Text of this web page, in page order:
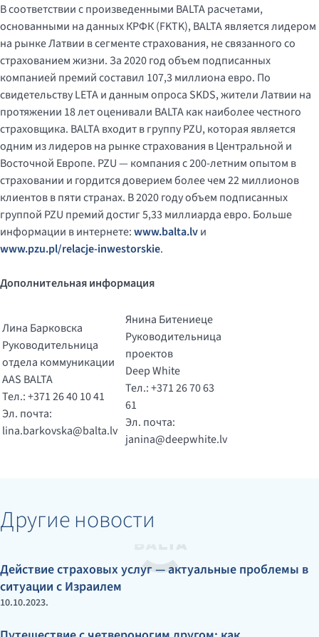
В соответствии с произведенными BALTA расчетами,
основанными на данных КРФК (FKTK), BALTA является лидером
на рынке Латвии в сегменте страхования, не связанного со
страхованием жизни. За 2020 год объем подписанных
компанией премий составил 107,3 миллиона евро. По
свидетельству LETA и данным опроса SKDS, жители Латвии на
протяжении 18 лет оценивали BALTA как наиболее честного
страховщика. BALTA входит в группу PZU, которая является
одним из лидеров на рынке страхования в Центральной и
Восточной Европе. PZU — компания с 200-летним опытом в
страховании и гордится доверием более чем 22 миллионов
клиентов в пяти странах. В 2020 году объем подписанных
группой PZU премий достиг 5,33 миллиарда евро. Больше
информации в интернете:www.balta.lvи
www.pzu.pl/relacje-inwestorskie.
Дополнительная информация
Лина Барковска
Руководительница
отдела коммуникации
AAS BALTA
Тел.: +371 26 40 10 41
Эл. почта:
lina.barkovska@balta.lv
Янина Битениеце
Руководительница
проектов
Deep White
Тел.: +371 26 70 63
61
Эл. почта:
janina@deepwhite.lv
Другие новости
Действие страховых услуг — актуальные проблемы в
ситуации с Израилем
10.10.2023.